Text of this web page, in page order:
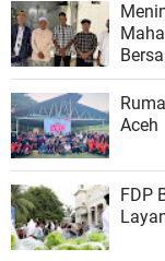
Aceh
FDP